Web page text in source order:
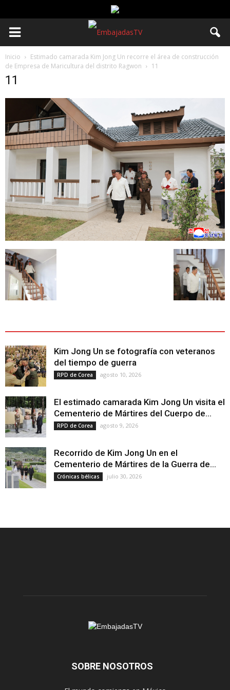
Inicio
Estimado camarada Kim Jong Un recorre el área de construcción
de Empresa de Maricultura del distrito Ragwon
11
11
Kim Jong Un se fotografía con veteranos
del tiempo de guerra
RPD de Corea agosto 10, 2026
El estimado camarada Kim Jong Un visita el
Cementerio de Mártires del Cuerpo de...
RPD de Corea agosto 9, 2026
Recorrido de Kim Jong Un en el
Cementerio de Mártires de la Guerra de...
Crónicas bélicas julio 30, 2026
SOBRE NOSOTROS